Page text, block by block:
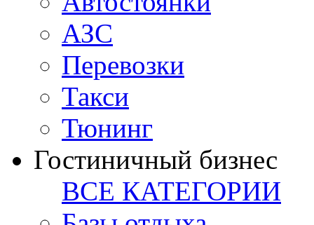
АЗС
Перевозки
Такси
Тюнинг
Гостиничный бизнес
ВСЕ КАТЕГОРИИ